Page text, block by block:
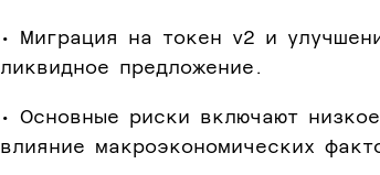
• Миграция на токен v2 и
ликвидное предложение.
• Основные риски включают
влияние макроэкономических